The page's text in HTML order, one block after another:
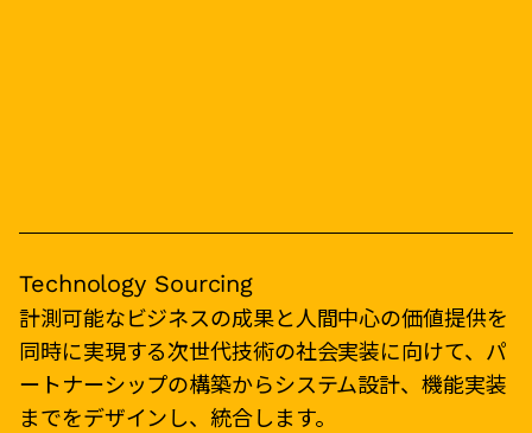
Technology Sourcing
計測可能なビジネスの成果と人間中心の価値提供を
同時に実現する次世代技術の社会実装に向けて、パ
ートナーシップの構築からシステム設計、機能実装
までをデザインし、統合します。